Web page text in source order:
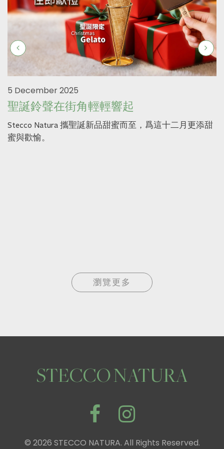
5 December 2025
聖誕鈴聲在街角輕輕響起
Stecco Natura 攜聖誕新品甜蜜而至，爲這十二月更添甜
蜜與歡愉。
瀏覽更多
STECCO NATURA
© 2026 STECCO NATURA. All Rights Reserved.